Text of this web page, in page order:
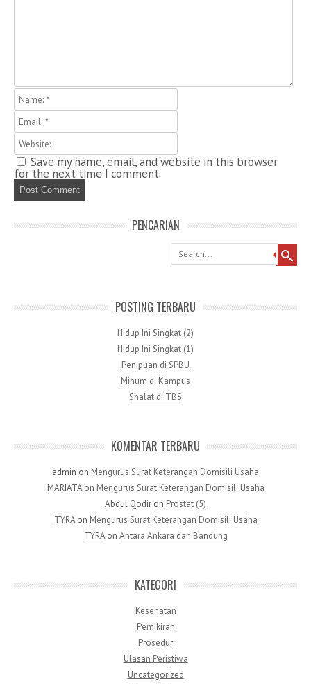
Save my name, email, and website in this browser
for the next time I comment.
PENCARIAN
Search
POSTING TERBARU
Hidup Ini Singkat (2)
Hidup Ini Singkat (1)
Penipuan di SPBU
Minum di Kampus
Shalat di TBS
KOMENTAR TERBARU
admin on Mengurus Surat Keterangan Domisili Usaha
MARIATAon Mengurus Surat Keterangan Domisili Usaha
Abdul Qodir on Prostat (5)
TYRAon Mengurus Surat Keterangan Domisili Usaha
TYRAon Antara Ankara dan Bandung
KATEGORI
Kesehatan
Pemikiran
Prosedur
Ulasan Peristiwa
Uncategorized